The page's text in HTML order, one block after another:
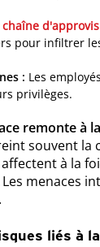
pour infiltrer
: Les
privilèges.
remonte à
souvent la
à la
menaces
liés à